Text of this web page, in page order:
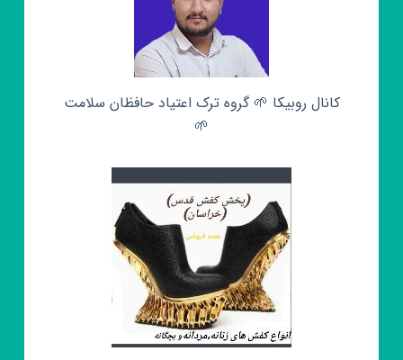
کانال روبیکا 🌱 گروه ترک اعتیاد حافظان سلامت
🌱